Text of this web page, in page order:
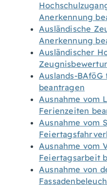
Anerkennung
Ausländische
Anerkennung
Ausländischer
Auslands-
beantragen
Ausnahme vom
Ferienzeiten
Ausnahme vom
Ausnahme vom
Feiertagsarbeit
Ausnahme von